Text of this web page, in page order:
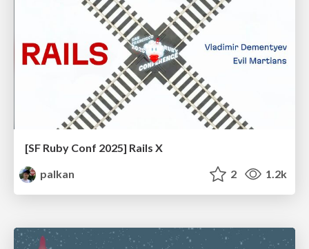
[SF Ruby Conf 2025] Rails X
palkan
2 1.2k